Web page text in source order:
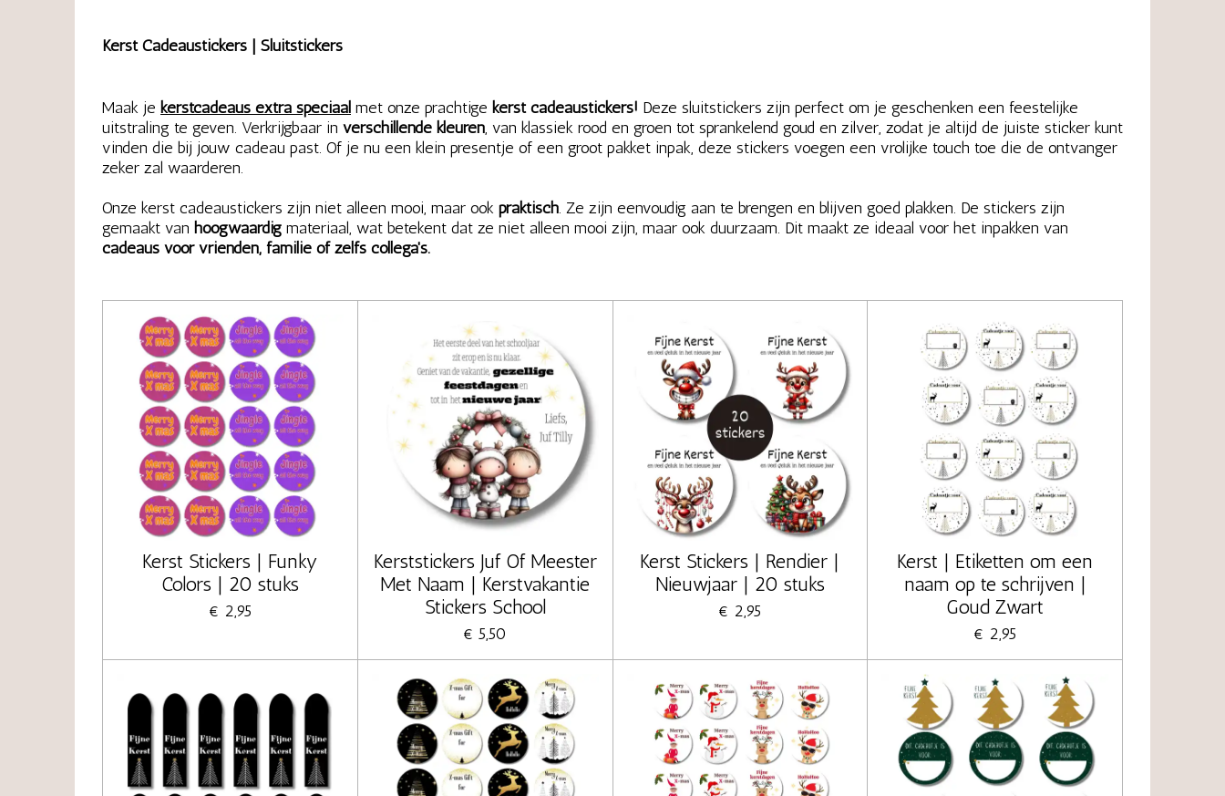
Kerst Cadeaustickers | Sluitstickers
Maak je kerstcadeaus extra speciaal met onze prachtige kerst cadeaustickers! Deze sluitstickers zijn perfect om je geschenken een feestelijke
uitstraling te geven. Verkrijgbaar in verschillende kleuren, van klassiek rood en groen tot sprankelend goud en zilver, zodat je altijd de juiste sticker kunt
vinden die bij jouw cadeau past. Of je nu een klein presentje of een groot pakket inpak, deze stickers voegen een vrolijke touch toe die de ontvanger
zeker zal waarderen.
Onze kerst cadeaustickers zijn niet alleen mooi, maar ook praktisch. Ze zijn eenvoudig aan te brengen en blijven goed plakken. De stickers zijn
gemaakt van hoogwaardig materiaal, wat betekent dat ze niet alleen mooi zijn, maar ook duurzaam. Dit maakt ze ideaal voor het inpakken van
cadeaus voor vrienden, familie of zelfs collega's.
Kerst Stickers | Funky
Colors | 20 stuks
€ 2,95
Kerststickers Juf Of Meester
Met Naam | Kerstvakantie
Stickers School
€ 5,50
Kerst Stickers | Rendier |
Nieuwjaar | 20 stuks
€ 2,95
Kerst | Etiketten om een
naam op te schrijven |
Goud Zwart
€ 2,95